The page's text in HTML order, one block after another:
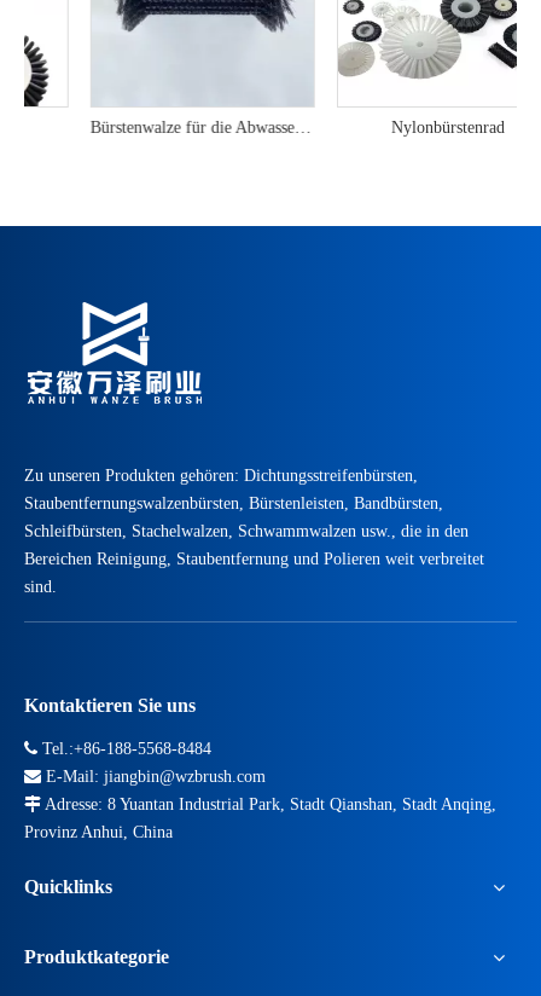
Bürstenwalze für die Abwasseraufbereitung Nylonbürstenrad
Zu unseren Produkten gehören: Dichtungsstreifenbürsten,
Staubentfernungswalzenbürsten, Bürstenleisten, Bandbürsten,
Schleifbürsten, Stachelwalzen, Schwammwalzen usw., die in den
Bereichen Reinigung, Staubentfernung und Polieren weit verbreitet
sind.
Kontaktieren Sie uns
 Tel.:+86-188-5568-8484
 E-Mail: jiangbin@wzbrush.com
 Adresse: 8 Yuantan Industrial Park, Stadt Qianshan, Stadt Anqing,
Provinz Anhui, China
Quicklinks
Produktkategorie